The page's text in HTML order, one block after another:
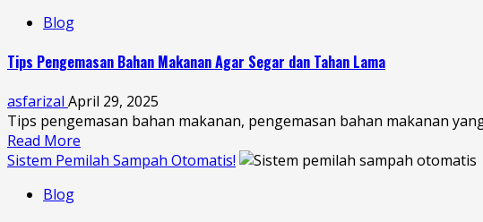
Blog
Tips Pengemasan Bahan Makanan Agar Segar dan Tahan Lama
asfarizal April 29, 2025
Tips pengemasan bahan makanan, pengemasan bahan makanan
Read More
Sistem Pemilah Sampah Otomatis!
Blog